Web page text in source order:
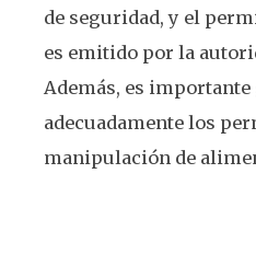
de seguridad, y el
es emitido por la
Además, es
adecuadamente los
manipulación de